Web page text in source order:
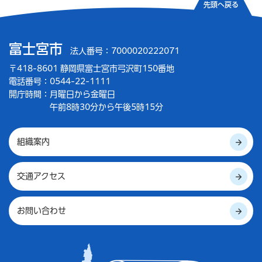
富士宮市 法人番号：7000020222071
〒418-8601 静岡県富士宮市弓沢町150番地
電話番号：0544-22-1111
開庁時間： 月曜日から金曜日
午前8時30分から午後5時15分
組織案内
交通アクセス
お問い合わせ
先頭へ戻る